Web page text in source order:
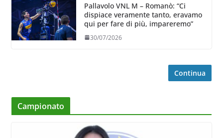
Pallavolo VNL M – Romanò: “Ci
dispiace veramente tanto, eravamo
qui per fare di più, impareremo”
30/07/2026
Continua
Campionato